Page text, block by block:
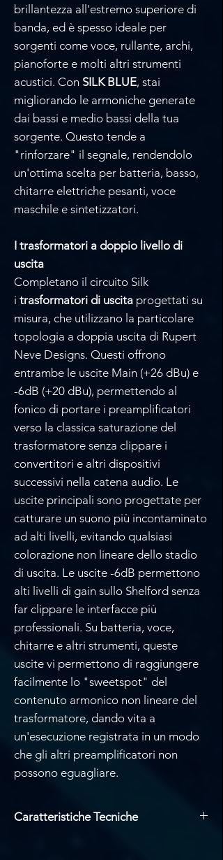
brillantezza all'estremo superiore di
banda, ed è spesso ideale per
sorgenti come voce, rullante, archi,
pianoforte e molti altri strumenti
acustici. Con SILK BLUE, stai
migliorando le armoniche generate
dai bassi e medio bassi della tua
sorgente. Questo tende a
"rinforzare" il segnale, rendendolo
un'ottima scelta per batteria, basso,
chitarre elettriche pesanti, voce
maschile e sintetizzatori.
I trasformatori a doppio livello di
uscita
Completano il circuito Silk
i trasformatori di uscita progettati su
misura, che utilizzano la particolare
topologia a doppia uscita di Rupert
Neve Designs. Questi offrono
entrambe le uscite Main (+26 dBu) e
-6dB (+20 dBu), permettendo al
fonico di portare i preamplificatori
verso la classica saturazione del
trasformatore senza clippare i
convertitori e altri dispositivi
successivi nella catena audio. Le
uscite principali sono progettate per
catturare un suono più incontaminato
ad alti livelli, evitando qualsiasi
colorazione non lineare dello stadio
di uscita. Le uscite -6dB permettono
alti livelli di gain sullo Shelford senza
far clippare le interfacce più
professionali. Su batteria, voce,
chitarre e altri strumenti, queste
uscite vi permettono di raggiungere
facilmente lo "sweetspot" del
contenuto armonico non lineare del
trasformatore, dando vita a
un'esecuzione registrata in un modo
che gli altri preamplificatori non
possono eguagliare.
Caratteristiche Tecniche